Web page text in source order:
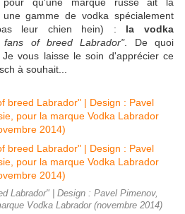
gamme de vodka spécialement
leur chien hein) : la vodka
fans of breed Labrador". De quoi
vous laisse le soin d'apprécier ce
à souhait...
Labrador" | Design : Pavel Pimenov,
Vodka Labrador (novembre 2014)